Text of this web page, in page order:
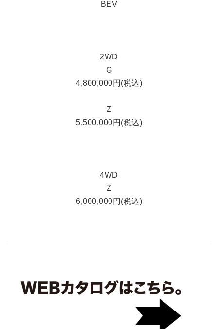
BEV
2WD
G
4,800,000円(税込)
Z
5,500,000円(税込)
4WD
Z
6,000,000円(税込)